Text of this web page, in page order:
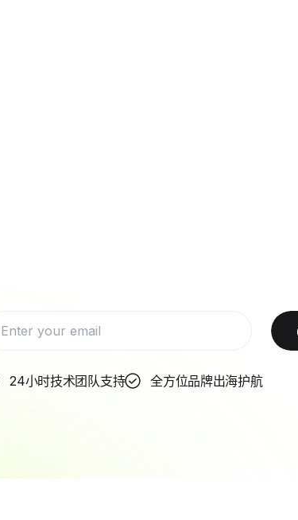
24小时技术团队支持 全方位品牌出海护航